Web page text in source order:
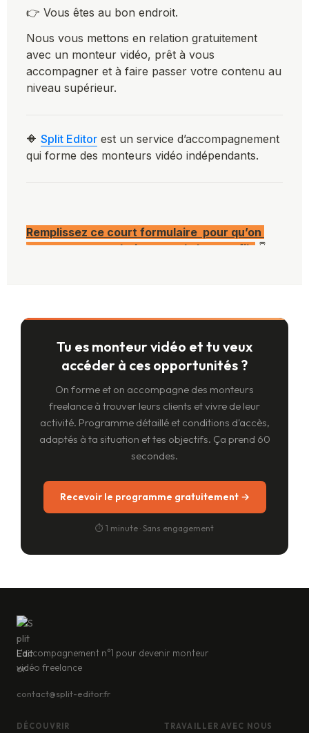
Tu es monteur vidéo et tu veux
accéder à ces opportunités ?
On forme et on accompagne des monteurs
freelance à trouver leurs clients et vivre de leur
activité. Programme détaillé et conditions d'accès,
adaptés à ta situation et tes objectifs. Ça prend 60
secondes.
Recevoir le programme gratuitement →
⏱ 1 minute · Sans engagement
L'accompagnement n°1 pour devenir monteur
vidéo freelance
contact@split-editor.fr
DÉCOUVRIR TRAVAILLER AVEC NOUS